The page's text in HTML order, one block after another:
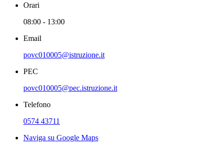
Orari
08:00 - 13:00
Email
povc010005@istruzione.it
PEC
povc010005@pec.istruzione.it
Telefono
0574 43711
Naviga su Google Maps